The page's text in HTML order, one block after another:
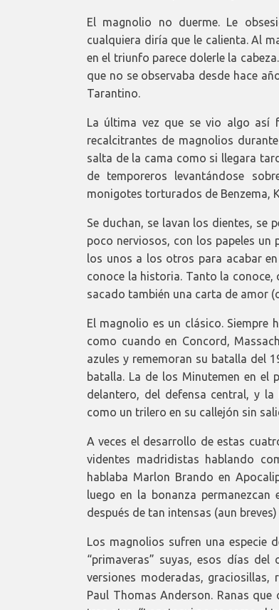
El magnolio no duerme. Le
cualquiera diría que le calienta. Al
en el triunfo parece dolerle la
que no se observaba desde hace
Tarantino.
La última vez que se vio algo así
recalcitrantes de magnolios
salta de la cama como si llegara
de temporeros levantándose
monigotes torturados de Benzema,
Se duchan, se lavan los dientes, se
poco nerviosos, con los papeles un
los unos a los otros para acabar
conoce la historia. Tanto la
sacado también una carta de amor
El magnolio es un clásico. Siempre
como cuando en Concord,
azules y rememoran su batalla del
batalla. La de los Minutemen en el
delantero, del defensa central, y
como un trilero en su callejón sin
A veces el desarrollo de estas
videntes madridistas hablando
hablaba Marlon Brando en
luego en la bonanza
después de tan intensas (aun
Los magnolios sufren una especie
“primaveras” suyas, esos días
versiones moderadas, graciosillas,
Paul Thomas Anderson. Ranas